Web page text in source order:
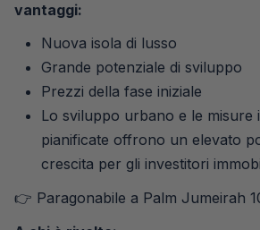
vantaggi:
Nuova isola di lusso
Grande potenziale di sviluppo
Prezzi della fase iniziale
Lo sviluppo urbano e le misure
pianificate offrono un elevato
crescita per gli investitori
👉 Paragonabile a Palm Jumeirah